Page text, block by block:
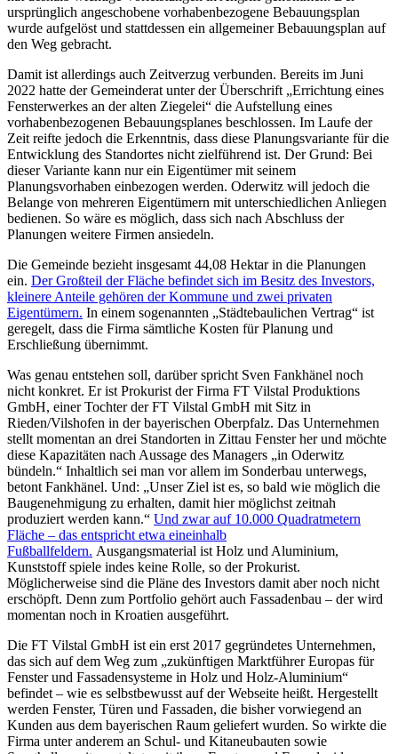
ursprünglich angeschobene vorhabenbezogene Bebauungsplan
wurde aufgelöst und stattdessen ein allgemeiner Bebauungsplan auf
den Weg gebracht.
Damit ist allerdings auch Zeitverzug verbunden. Bereits im Juni
2022 hatte der Gemeinderat unter der Überschrift „Errichtung eines
Fensterwerkes an der alten Ziegelei“ die Aufstellung eines
vorhabenbezogenen Bebauungsplanes beschlossen. Im Laufe der
Zeit reifte jedoch die Erkenntnis, dass diese Planungsvariante für die
Entwicklung des Standortes nicht zielführend ist. Der Grund: Bei
dieser Variante kann nur ein Eigentümer mit seinem
Planungsvorhaben einbezogen werden. Oderwitz will jedoch die
Belange von mehreren Eigentümern mit unterschiedlichen Anliegen
bedienen. So wäre es möglich, dass sich nach Abschluss der
Planungen weitere Firmen ansiedeln.
Die Gemeinde bezieht insgesamt 44,08 Hektar in die Planungen
ein. Der Großteil der Fläche befindet sich im Besitz des Investors,
kleinere Anteile gehören der Kommune und zwei privaten
Eigentümern. In einem sogenannten „Städtebaulichen Vertrag“ ist
geregelt, dass die Firma sämtliche Kosten für Planung und
Erschließung übernimmt.
Was genau entstehen soll, darüber spricht Sven Fankhänel noch
nicht konkret. Er ist Prokurist der Firma FT Vilstal Produktions
GmbH, einer Tochter der FT Vilstal GmbH mit Sitz in
Rieden/Vilshofen in der bayerischen Oberpfalz. Das Unternehmen
stellt momentan an drei Standorten in Zittau Fenster her und möchte
diese Kapazitäten nach Aussage des Managers „in Oderwitz
bündeln.“ Inhaltlich sei man vor allem im Sonderbau unterwegs,
betont Fankhänel. Und: „Unser Ziel ist es, so bald wie möglich die
Baugenehmigung zu erhalten, damit hier möglichst zeitnah
produziert werden kann.“ Und zwar auf 10.000 Quadratmetern
Fläche – das entspricht etwa eineinhalb
Fußballfeldern. Ausgangsmaterial ist Holz und Aluminium,
Kunststoff spiele indes keine Rolle, so der Prokurist.
Möglicherweise sind die Pläne des Investors damit aber noch nicht
erschöpft. Denn zum Portfolio gehört auch Fassadenbau – der wird
momentan noch in Kroatien ausgeführt.
Die FT Vilstal GmbH ist ein erst 2017 gegründetes Unternehmen,
das sich auf dem Weg zum „zukünftigen Marktführer Europas für
Fenster und Fassadensysteme in Holz und Holz-Aluminium“
befindet – wie es selbstbewusst auf der Webseite heißt. Hergestellt
werden Fenster, Türen und Fassaden, die bisher vorwiegend an
Kunden aus dem bayerischen Raum geliefert wurden. So wirkte die
Firma unter anderem an Schul- und Kitaneubauten sowie